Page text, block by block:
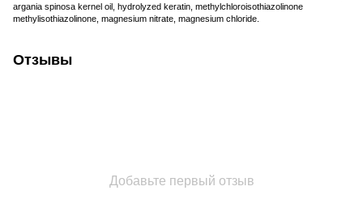
argania spinosa kernel oil, hydrolyzed keratin, methylchloroisothiazolinone
methylisothiazolinone, magnesium nitrate, magnesium chloride.
Отзывы
Добавьте первый отзыв